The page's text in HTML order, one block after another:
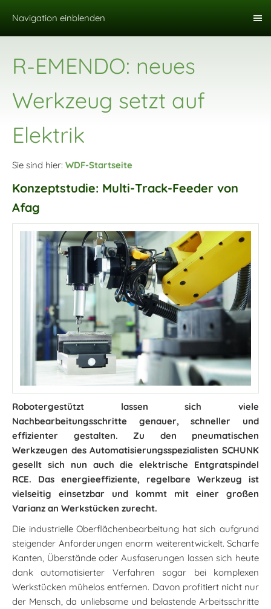
Navigation einblenden
R-EMENDO: neues
Werkzeug setzt auf
Elektrik
Sie sind hier: WDF-Startseite
Konzeptstudie: Multi-Track-Feeder von
Afag
Robotergestützt lassen sich viele
Nachbearbeitungsschritte genauer, schneller und
effizienter gestalten. Zu den pneumatischen
Werkzeugen des Automatisierungsspezialisten SCHUNK
gesellt sich nun auch die elektrische Entgratspindel
RCE. Das energieeffiziente, regelbare Werkzeug ist
vielseitig einsetzbar und kommt mit einer großen
Varianz an Werkstücken zurecht.
Die industrielle Oberflächenbearbeitung hat sich aufgrund
steigender Anforderungen enorm weiterentwickelt. Scharfe
Kanten, Überstände oder Ausfaserungen lassen sich heute
dank automatisierter Verfahren sogar bei komplexen
Werkstücken mühelos entfernen. Davon profitiert nicht nur
der Mensch, da unliebsame und belastende Arbeitsschritte